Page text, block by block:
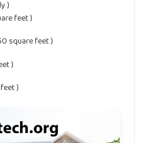
)
feet )
square feet )
)
)